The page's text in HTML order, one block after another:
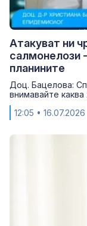
Атакуват ни
салмонелози
планините
Доц. Бацелова:
внимавайте
12:05 • 16.07.2026